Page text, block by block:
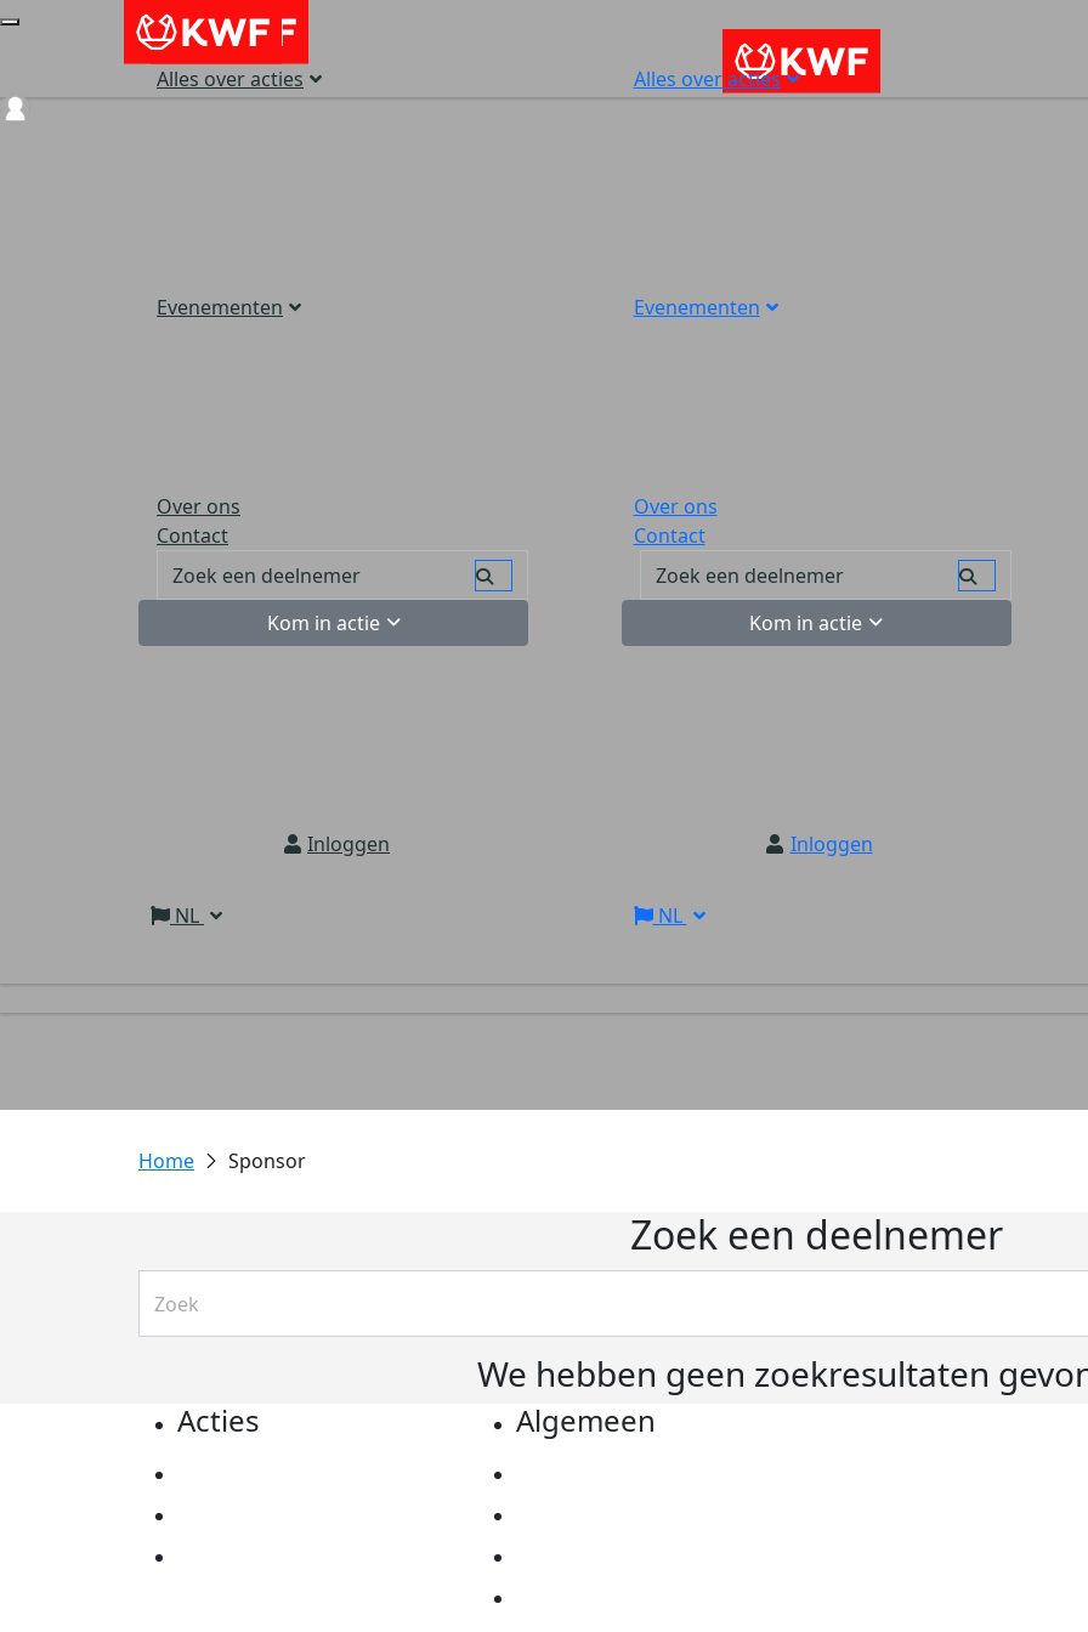
Alles over acties
Evenementen
Over ons
Contact
Kom in actie
Inloggen
NL
Alles over acties
Evenementen
Over ons
Contact
Kom in actie
Inloggen
NL
Sponsor
Zoek een deelnemer
We hebben geen zoekresultaten
Acties Algemeen